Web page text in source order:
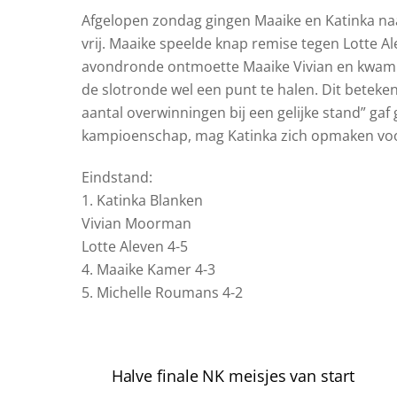
Afgelopen zondag gingen Maaike en Katinka
vrij. Maaike speelde knap remise tegen Lotte
avondronde ontmoette Maaike Vivian en
de slotronde wel een punt te halen. Dit
aantal overwinningen bij een gelijke stand”
kampioenschap, mag Katinka zich opmaken
Eindstand:
1. Katinka Blanken
Vivian Moorman
Lotte Aleven 4-5
4. Maaike Kamer 4-3
5. Michelle Roumans 4-2
Halve finale NK meisjes van start